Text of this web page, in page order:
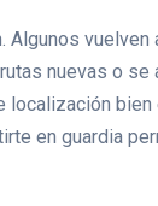
vuelven
nuevas o se
localización
en guardia